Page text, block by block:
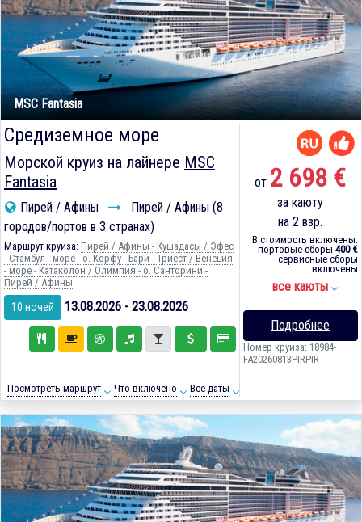
MSC Fantasia
Средиземное море
Морской круиз на лайнере MSC
Fantasia
Пирей / Афины
Пирей / Афины (8
городов/портов в 3 странах)
Маршрут круиза: Пирей / Афины - Кушадасы / Эфес
- Стамбул - море - о. Корфу - Бари - Триест / Венеция
- море - Катаколон / Олимпия - о. Санторини -
Пирей / Афины
10 ночей 13.08.2026 - 23.08.2026
Посмотреть маршрут Что включено Все даты
от 2 698 €
за каюту
на 2 взр.
В стоимость включены:
портовые сборы 400 €
сервисные сборы
включены
все каюты
Подробнее
Номер круиза: 18984-
FA20260813PIRPIR